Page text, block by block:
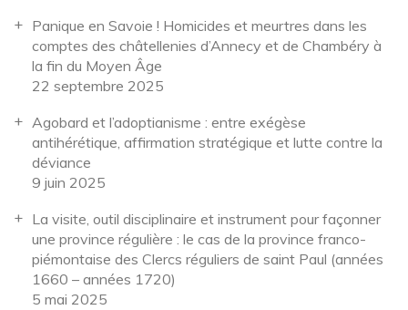
Panique en Savoie ! Homicides et meurtres dans les
comptes des châtellenies d’Annecy et de Chambéry à
la fin du Moyen Âge
22 septembre 2025
Agobard et l’adoptianisme : entre exégèse
antihérétique, affirmation stratégique et lutte contre la
déviance
9 juin 2025
La visite, outil disciplinaire et instrument pour façonner
une province régulière : le cas de la province franco-
piémontaise des Clercs réguliers de saint Paul (années
1660 – années 1720)
5 mai 2025